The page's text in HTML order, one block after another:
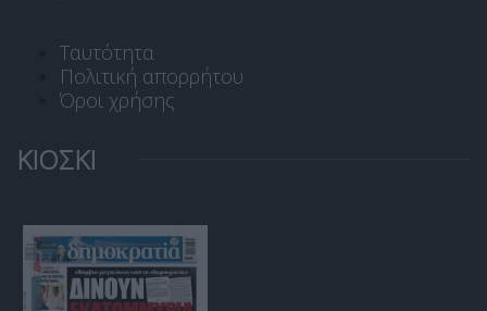
Ταυτότητα
Πολιτική απορρήτου
Όροι χρήσης
ΚΙΟΣΚΙ